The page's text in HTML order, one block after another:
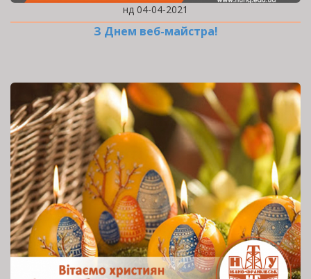
нд 04-04-2021
З Днем веб-майстра!